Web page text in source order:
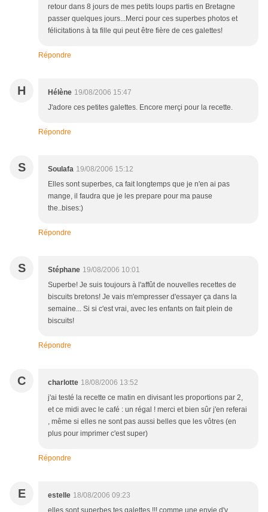
retour dans 8 jours de mes petits loups partis en Bretagne
passer quelques jours...Merci pour ces superbes photos et
félicitations à ta fille qui peut être fière de ces galettes!
Répondre
H Hélène 19/08/2006 15:47
J'adore ces petites galettes. Encore merçi pour la recette.
Répondre
S Soulafa 19/08/2006 15:12
Elles sont superbes, ca fait longtemps que je n'en ai pas
mange, il faudra que je les prepare pour ma pause
the..bises:)
Répondre
S Stéphane 19/08/2006 10:01
Superbe! Je suis toujours à l'affût de nouvelles recettes de
biscuits bretons! Je vais m'empresser d'essayer ça dans la
semaine... Si si c'est vrai, avec les enfants on fait plein de
biscuits!
Répondre
C charlotte 18/08/2006 13:52
j'ai testé la recette ce matin en divisant les proportions par 2,
et ce midi avec le café : un régal ! merci et bien sûr j'en referai
, même si elles ne sont pas aussi belles que les vôtres (en
plus pour imprimer c'est super)
Répondre
E estelle 18/08/2006 09:23
elles sont superbes tes galettes !!! comme une envie d'y